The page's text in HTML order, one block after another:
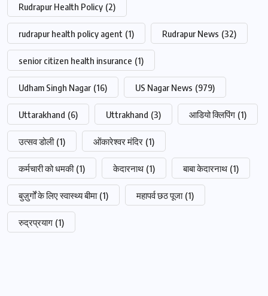
Rudrapur Health Policy (2)
rudrapur health policy agent (1) Rudrapur News (32)
senior citizen health insurance (1)
Udham Singh Nagar (16) US Nagar News (979)
Uttarakhand (6) Uttrakhand (3) आडियो क्लिपिंग (1)
उत्सव डोली (1) ओंकारेश्वर मंदिर (1)
कर्मचारी को धमकी (1) केदारनाथ (1) बाबा केदारनाथ (1)
बुज़ुर्गों के लिए स्वास्थ्य बीमा (1) महापर्व छठ पूजा (1)
रुद्रप्रयाग (1)